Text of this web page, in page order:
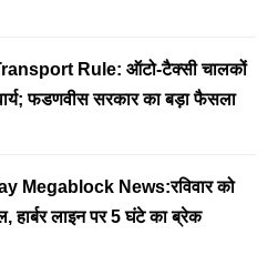
Rule: ऑटो-टैक्सी चालकों
फडणवीस सरकार का बड़ा फैसला
Megablock News:रविवार को
हार्बर लाइन पर 5 घंटे का ब्रेक